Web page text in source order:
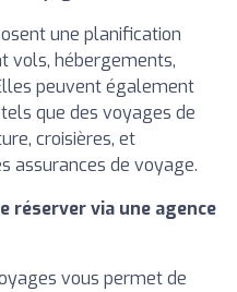
une planification
vols, hébergements,
peuvent également
que des voyages de
croisières, et
assurances de voyage.
réserver via une agence
vous permet de